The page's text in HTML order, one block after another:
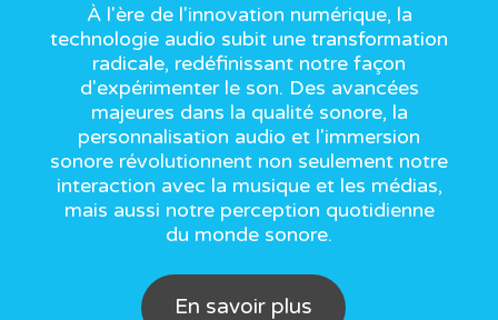
À l'ère de l'innovation numérique, la
technologie audio subit une transformation
radicale, redéfinissant notre façon
d'expérimenter le son. Des avancées
majeures dans la qualité sonore, la
personnalisation audio et l'immersion
sonore révolutionnent non seulement notre
interaction avec la musique et les médias,
mais aussi notre perception quotidienne
du monde sonore.
En savoir plus